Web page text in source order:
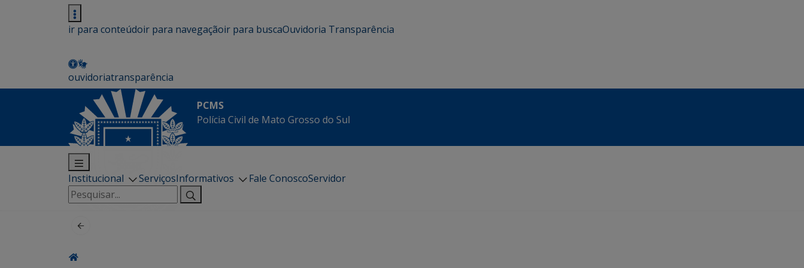
ir para conteúdoir para navegaçãoir para buscaOuvidoria Transparência
ouvidoriatransparência
PCMS
Polícia Civil de Mato Grosso do Sul
Institucional ServiçosInformativos Fale ConoscoServidor
Pesquisar
por: